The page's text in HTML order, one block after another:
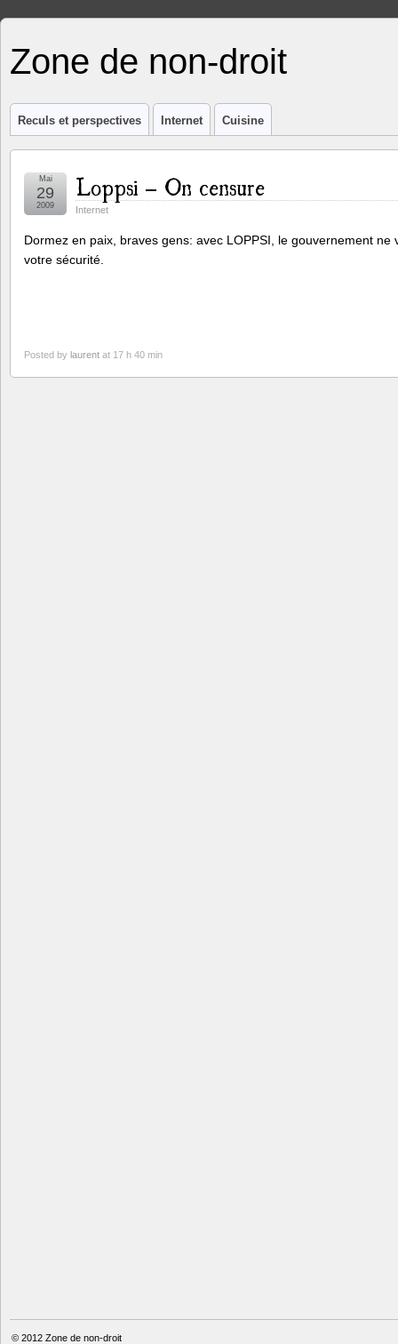
Zone de non-droit
Reculs et perspectives Internet Cuisine
Loppsi – On censure
Internet
Mai
29
2009
Dormez en paix, braves gens: avec LOPPSI, le gouvernement ne
votre sécurité.
Posted by laurent at 17 h 40 min
© 2012 Zone de non-droit